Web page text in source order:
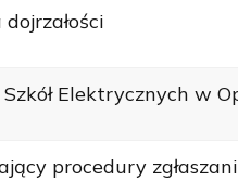
Elektrycznych w
procedury